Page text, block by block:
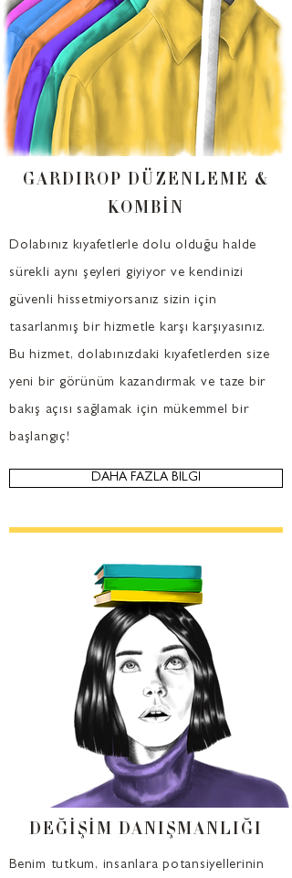
GARDIROP DÜZENLEME &
KOMBİN
Dolabınız kıyafetlerle dolu olduğu halde
sürekli aynı şeyleri giyiyor ve kendinizi
güvenli hissetmiyorsanız sizin için
tasarlanmış bir hizmetle karşı karşıyasınız.
Bu hizmet, dolabınızdaki kıyafetlerden size
yeni bir görünüm kazandırmak ve taze bir
bakış açısı sağlamak için mükemmel bir
başlangıç!
DAHA FAZLA BİLGİ
DEĞİŞİM DANIŞMANLIĞI
Benim tutkum, insanlara potansiyellerinin